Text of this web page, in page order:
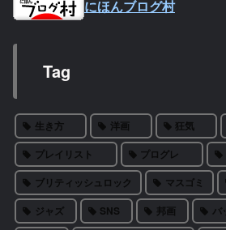
にほんブログ村
Tag
生き方 洋画 狂気
プレイリスト
プログレ
ブリティッシュロック
マスゴミ
ジャズ
SNS 邦画 バ